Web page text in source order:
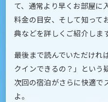
て、通常より早くお部屋に
料金の目安、そして知って
典などを詳しくご紹介します
最後まで読んでいただけれ
クインできるの？」という
次回の宿泊がさらに快適で
よ。